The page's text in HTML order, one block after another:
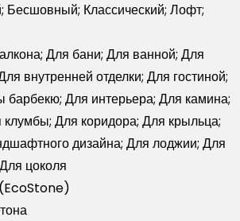
Бесшовный; Классический; Лофт;
Для бани; Для ванной; Для
внутренней отделки; Для гостиной;
барбекю; Для интерьера; Для камина;
Для коридора; Для крыльца;
дизайна; Для лоджии; Для
цоколя